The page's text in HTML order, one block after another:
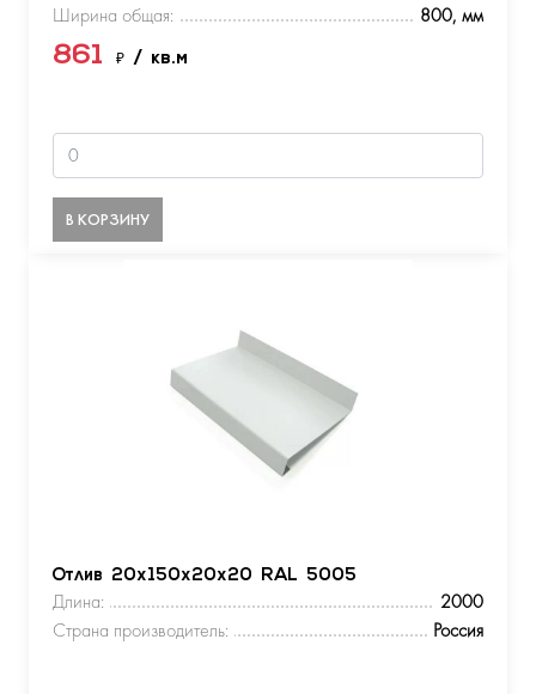
Ширина общая:
800, мм
861 ₽ / кв.м
В КОРЗИНУ
Отлив 20х150х20х20 RAL 5005
Длина:
2000
Страна производитель:
Россия